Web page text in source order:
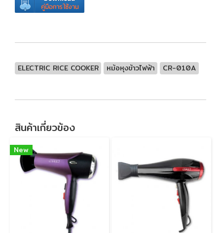
ELECTRIC RICE COOKER หม้อหุงข้าวไฟฟ้า CR-010A
สินค้าเกี่ยวข้อง
New